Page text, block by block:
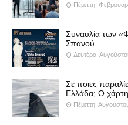
Πέμπτη,
Συναυλία των
Σπανού
Δευτέρα,
Σε ποιες
Ελλάδα; Ο
Πέμπτη,